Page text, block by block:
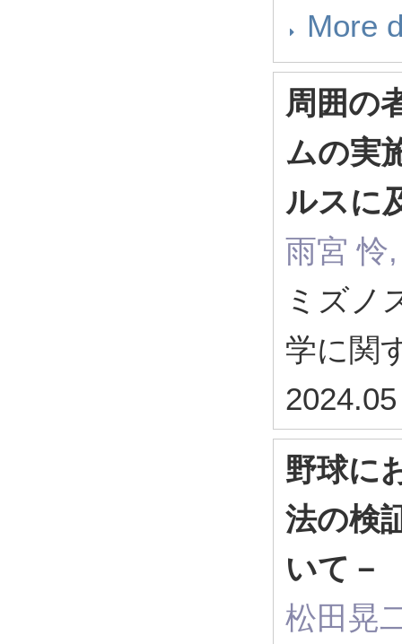
More
周囲の
ムの実
ルスに
雨宮 怜
ミズノ
学に関
2024.05
野球に
法の検
いて－
松田晃